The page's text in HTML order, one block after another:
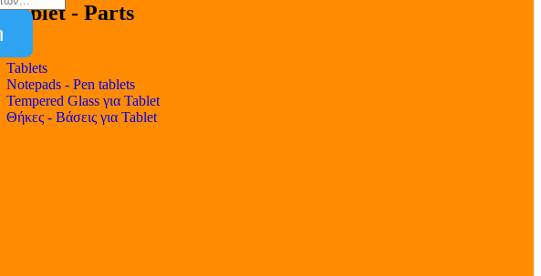
Tablet - Parts
Tablets
Notepads - Pen tablets
Tempered Glass για Tablet
Θήκες - Βάσεις για Tablet